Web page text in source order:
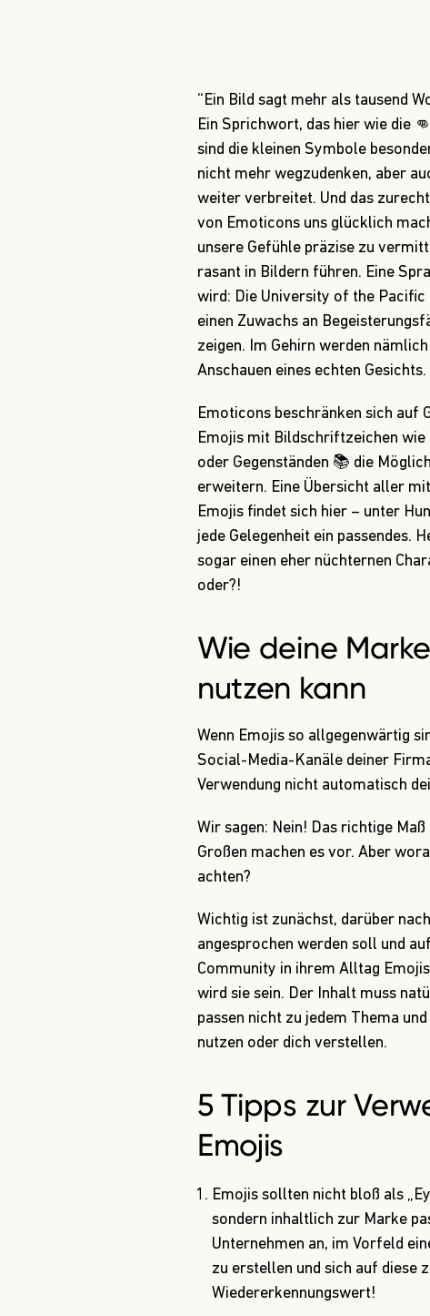
“Ein Bild sagt mehr als tausend
Ein Sprichwort, das hier wie die
sind die kleinen Symbole
nicht mehr wegzudenken, aber
weiter verbreitet. Und das
von Emoticons uns glücklich
unsere Gefühle präzise zu
rasant in Bildern führen. Eine
wird: Die University of the Pacific
einen Zuwachs an
zeigen. Im Gehirn werden
Anschauen eines echten Gesichts.
Emoticons beschränken sich auf
Emojis mit Bildschriftzeichen wie
oder Gegenständen 📚 die
erweitern. Eine Übersicht aller
Emojis findet sich hier– unter
jede Gelegenheit ein passendes.
sogar einen eher nüchternen
oder?!
Wie deine
nutzen kann
Wenn Emojis so allgegenwärtig
Social-Media-Kanäle deiner
Verwendung nicht automatisch
Wir sagen: Nein! Das richtige
Großen machen es vor. Aber
achten?
Wichtig ist zunächst, darüber
angesprochen werden soll und
Community in ihrem Alltag
wird sie sein. Der Inhalt muss
passen nicht zu jedem Thema
nutzen oder dich verstellen.
5 Tipps zur
Emojis
Emojis sollten nicht bloß als
sondern inhaltlich zur Marke
Unternehmen an, im Vorfeld
zu erstellen und sich auf diese
Wiedererkennungswert!